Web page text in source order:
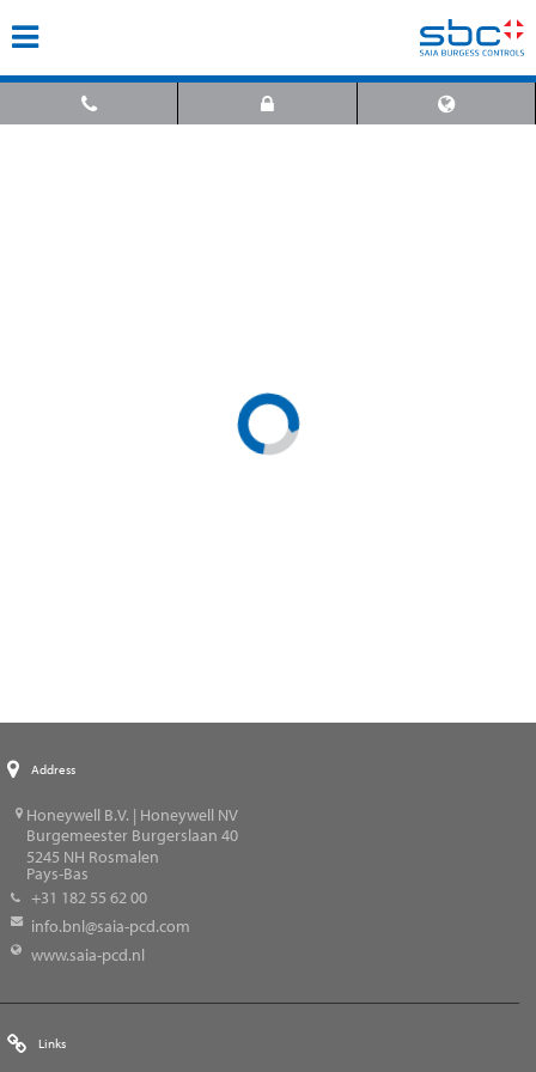
Address
Honeywell B.V. | Honeywell NV
Burgemeester Burgerslaan 40
5245 NH Rosmalen
Pays-Bas
+31 182 55 62 00
info.bnl@saia-pcd.com
www.saia-pcd.nl
Links